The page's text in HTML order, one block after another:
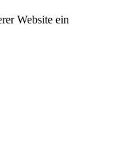
Website ein